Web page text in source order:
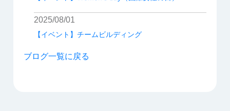
2025/08/01
【イベント】チームビルディング
ブログ一覧に戻る